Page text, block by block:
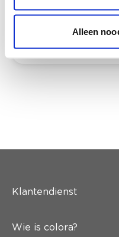
Alleen
Krijg ineens
van je muren.
Klantendienst
Wie is colora?